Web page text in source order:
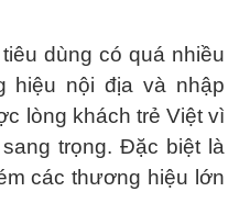
dùng có quá nhiều
hiệu nội địa và nhập
lòng khách trẻ Việt vì
trọng. Đặc biệt là
các thương hiệu lớn